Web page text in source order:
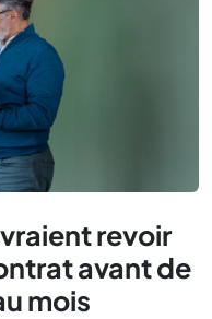
revoir
avant de
mois